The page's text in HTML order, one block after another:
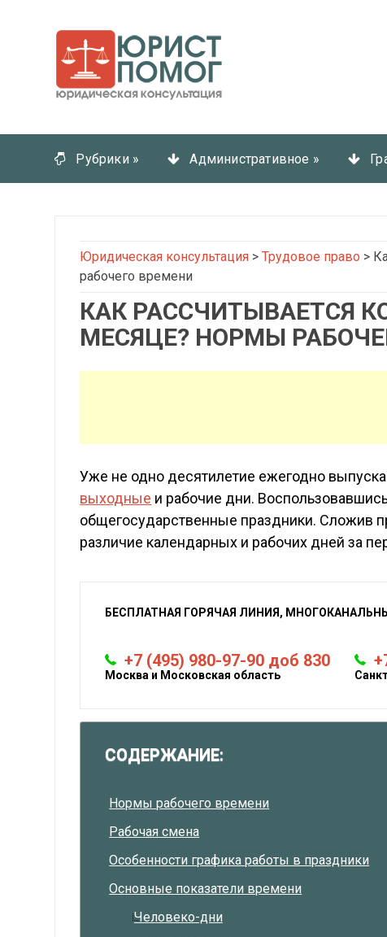
Рубрики » Административное »
Юридическая консультация >Трудовое право >
рабочего времени
КАК РАССЧИТЫВАЕТСЯ
МЕСЯЦЕ? НОРМЫ
Уже не одно десятилетие ежегодно
выходные и рабочие дни.
общегосударственные праздники. Сложив
различие календарных и рабочих дней за
БЕСПЛАТНАЯ ГОРЯЧАЯ ЛИНИЯ,
+7 (495) 980-97-90 доб 830
Москва и Московская область
СОДЕРЖАНИЕ:
Нормы рабочего времени
Рабочая смена
Особенности графика работы в праздники
Основные показатели времени
Человеко-дни